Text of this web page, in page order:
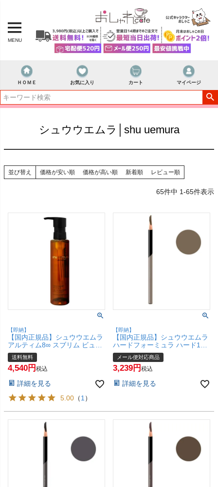
MENU
ＨＯＭＥ お気に入り カート マイページ
シュウウエムラ│shu uemura
並び替え 価格が安い順 価格が高い順 新着順 レビュー順
65件中 1-65件表示
【即納】
【国内正規品】シュウウエムラ
アルティム8∞ スブリム ビュー
ティ クレンジングオイルn
150ml shu uemura 【メイク落
とし クレンジングオイル】shu
(6061561)
送料無料
4,540 税込
詳細を見る
5.00 （1）
【即納】
【国内正規品】シュウウエムラ
ハードフォーミュラ ハード10
トーステッド ブラウン 20 shu
uemura【アイブロウ ペンシル
アイブロー】【メール便対応商
メール便対応商品
3,239 税込
詳細を見る